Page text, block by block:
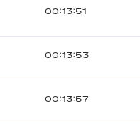
00:13:51
00:13:53
00:13:57